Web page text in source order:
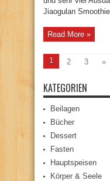
Jiaogulan
Read More »
1 2 3 »
KATEGORIEN
Beilagen
Bücher
Dessert
Fasten
Hauptspeisen
Körper & Seele